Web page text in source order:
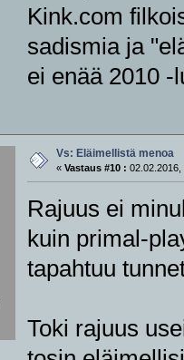
Kink.com
sadismia ja
ei enää 2010 -
Vs: Eläimellistä menoa
« Vastaus #10 : 02.02.2016,
Rajuus ei
kuin primal-
tapahtuu
Toki rajuus